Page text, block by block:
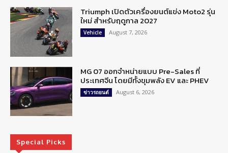
Triumph เปิดตัวเครื่องยนต์แข่ง Moto2 รุ่น
ใหม่ สำหรับฤดูกาล 2027
Vehicle August 7, 2026
MG 07 ออกจำหน่ายแบบ Pre-Sales ที่
ประเทศจีน โดยมีทั้งขุมพลัง EV และ PHEV
ข่าวรถยนต์ August 6, 2026
Special Picks